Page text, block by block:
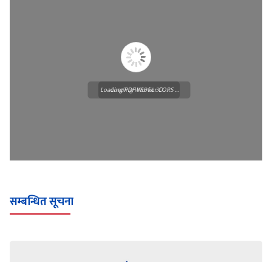
Loading WEBGL 3D ...
Loading PDF Worker CORS ...
सम्बन्धित सूचना